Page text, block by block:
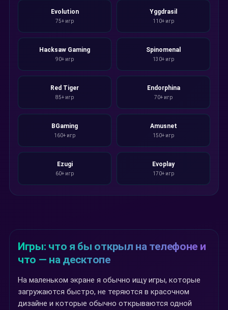
Evolution
75+ игр
Yggdrasil
110+ игр
Hacksaw Gaming
90+ игр
Spinomenal
130+ игр
Red Tiger
85+ игр
Endorphina
70+ игр
BGaming
160+ игр
Amusnet
150+ игр
Ezugi
60+ игр
Evoplay
170+ игр
Игры: что я бы открыл на телефоне и
что — на десктопе
На маленьком экране я обычно ищу игры, которые
загружаются быстро, не теряются в красочном
дизайне и которые обычно открываются одной